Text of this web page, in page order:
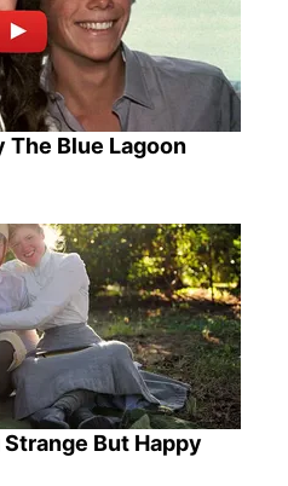
The Blue Lagoon
But Happy